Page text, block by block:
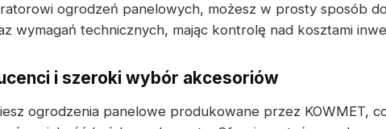
ogrodzeń panelowych, możesz w prosty sposób
wymagań technicznych, mając kontrolę nad kosztami
i szeroki wybór akcesoriów
ogrodzenia panelowe produkowane przez KOWMET,